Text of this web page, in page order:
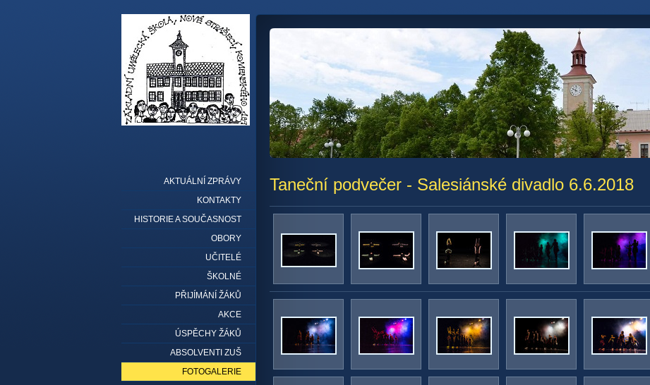
Taneční podvečer - Salesiánské divadlo 6.6.2018
AKTUÁLNÍ ZPRÁVY
KONTAKTY
HISTORIE A SOUČASNOST
OBORY
UČITELÉ
ŠKOLNÉ
PŘIJÍMÁNÍ ŽÁKŮ
AKCE
ÚSPĚCHY ŽÁKŮ
ABSOLVENTI ZUŠ
FOTOGALERIE